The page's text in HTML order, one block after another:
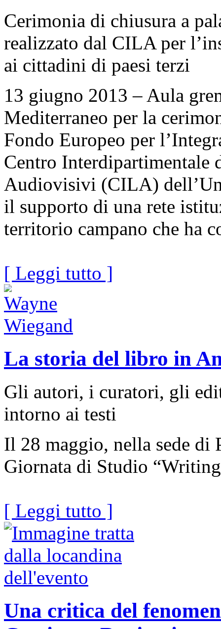
Cerimonia di chiusura a
realizzato dal CILA per
ai cittadini di paesi terzi
13 giugno 2013 – Aula
Mediterraneo per la
Fondo Europeo per
Centro
Audiovisivi (CILA)
il supporto di una rete
territorio campano che ha
[ Leggi tutto ]
La storia del libro in
Gli autori, i curatori, gli
intorno ai testi
Il 28 maggio, nella sede di
Giornata di Studio
[ Leggi tutto ]
Una critica del